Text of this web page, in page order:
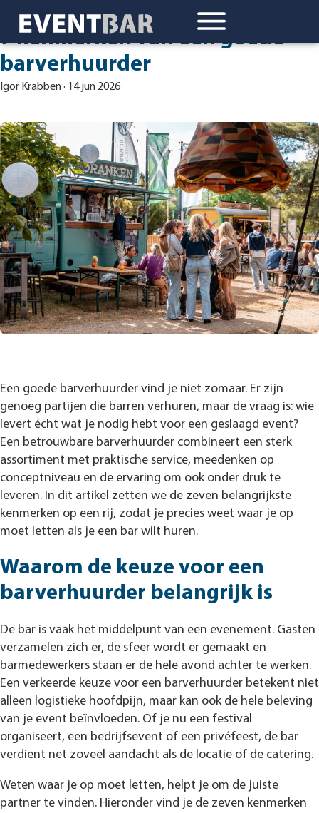
7 kenmerken van een goede
barverhuurder
Igor Krabben· 14 jun 2026
Een goede barverhuurder vind je niet zomaar. Er zijn
genoeg partijen die barren verhuren, maar de vraag is: wie
levert écht wat je nodig hebt voor een geslaagd event?
Een betrouwbare barverhuurder combineert een sterk
assortiment met praktische service, meedenken op
conceptniveau en de ervaring om ook onder druk te
leveren. In dit artikel zetten we de zeven belangrijkste
kenmerken op een rij, zodat je precies weet waar je op
moet letten als je een bar wilt huren.
Waarom de keuze voor een
barverhuurder belangrijk is
De bar is vaak het middelpunt van een evenement. Gasten
verzamelen zich er, de sfeer wordt er gemaakt en
barmedewerkers staan er de hele avond achter te werken.
Een verkeerde keuze voor een barverhuurder betekent niet
alleen logistieke hoofdpijn, maar kan ook de hele beleving
van je event beïnvloeden. Of je nu een festival
organiseert, een bedrijfsevent of een privéfeest, de bar
verdient net zoveel aandacht als de locatie of de catering.
Weten waar je op moet letten, helpt je om de juiste
partner te vinden. Hieronder vind je de zeven kenmerken